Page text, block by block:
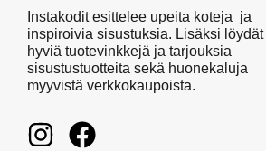
Instakodit esittelee upeita koteja ja
inspiroivia sisustuksia. Lisäksi löydät
hyviä tuotevinkkejä ja tarjouksia
sisustustuotteita sekä huonekaluja
myyvistä verkkokaupoista.